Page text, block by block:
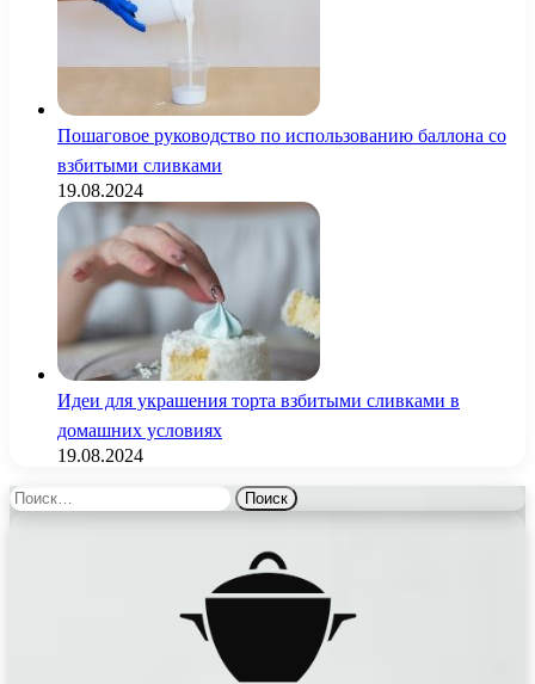
Пошаговое руководство по использованию баллона со
взбитыми сливками
19.08.2024
Идеи для украшения торта взбитыми сливками в
домашних условиях
19.08.2024
Найти: